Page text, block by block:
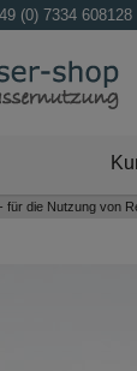
(0) 7334 608128
für die Nutzung von